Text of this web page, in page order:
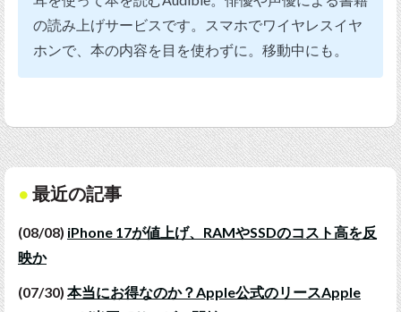
の読み上げサービスです。スマホでワイヤレスイヤ
ホンで、本の内容を目を使わずに。移動中にも。
最近の記事
(08/08) iPhone 17が値上げ、RAMやSSDのコスト高を反
映か
(07/30) 本当にお得なのか？Apple公式のリースApple